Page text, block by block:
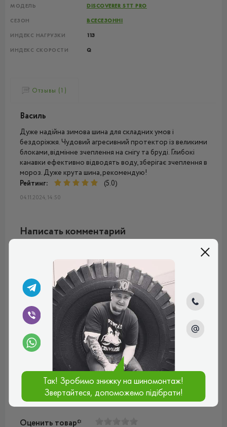
МОДЕЛЬ DISCOVERER STT PRO
СЕЗОН ВСЕСЕЗОННІ
ИНДЕКС НАГРУЗКИ 113
ИНДЕКС СКОРОСТИ Q
Отзывы (1)
Василь
Дуже надійна зимова шина для складних умов і
бездоріжжя. Чудовий агресивний протектор із великими
блоками, відмінне зчеплення на снігу та бруді. Глибокі
канавки ефективно відводять воду, зберігає зчеплення в
мороз. Дуже крута шина, рекомендую!
Рейтинг:
(5.0)
04.11.2024, 14:50
Написать комментарий
Ваш e-mail*
Введите комментарий*
Оценить товар*
Так! Зробимо знижку на шиномонтаж!
Звертайтеся, допоможемо підібрати!